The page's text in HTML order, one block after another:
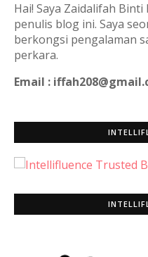
Hai! Saya Zaidalifah
penulis blog ini. Saya
berkongsi pengalaman
perkara.
Email :